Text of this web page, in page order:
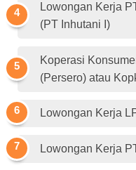
Lowongan Kerja
(PT Inhutani I)
Koperasi
(Persero) atau
Lowongan Kerja
Lowongan Kerja